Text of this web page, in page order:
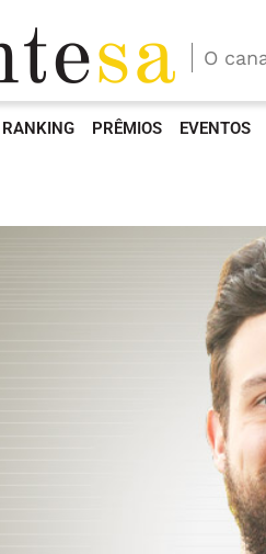
O
RANKING PRÊMIOS EVENTOS